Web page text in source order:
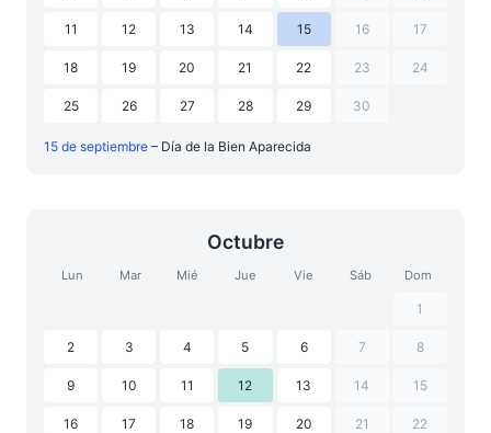
11 12 13 14 15 16 17
18 19 20 21 22 23 24
25 26 27 28 29 30
15 de septiembre – Día de la Bien Aparecida
Octubre
Lun Mar Mié Jue Vie Sáb Dom
1
2 3 4 5 6 7 8
9 10 11 12 13 14 15
16 17 18 19 20 21 22